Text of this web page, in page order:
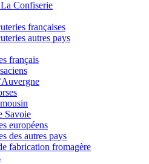
Confiserie
françaises
autres pays
français
Savoie
européens
des autres pays
fabrication fromagère